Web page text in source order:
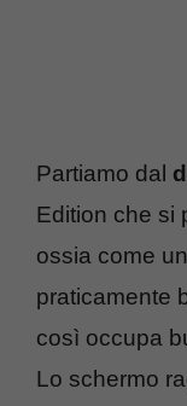
Partiamo dal
Edition che si
ossia come
praticamente
così occupa
Lo schermo